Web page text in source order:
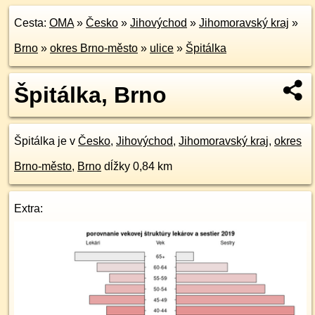
Cesta: OMA» Česko » Jihovýchod » Jihomoravský kraj »
Brno » okres Brno-město » ulice » Špitálka
Špitálka, Brno
Špitálka je v Česko, Jihovýchod, Jihomoravský kraj, okres
Brno-město, Brno dĺžky 0,84 km
Extra: